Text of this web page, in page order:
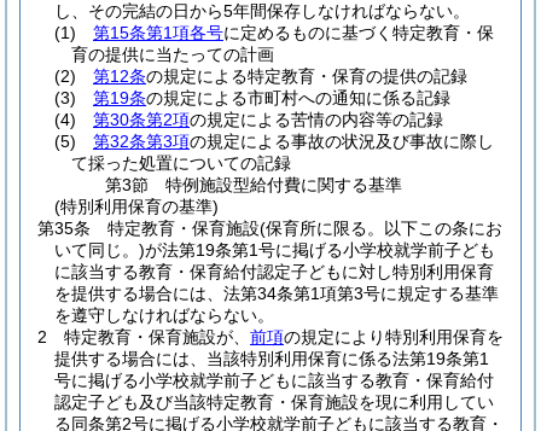
し、その完結の日から5年間保存しなければならない。
(1)
第15条第1項各号に定めるものに基づく特定教育・保
育の提供に当たっての計画
(2)
第12条の規定による特定教育・保育の提供の記録
(3)
第19条の規定による市町村への通知に係る記録
(4)
第30条第2項の規定による苦情の内容等の記録
(5)
第32条第3項の規定による事故の状況及び事故に際し
て採った処置についての記録
第3節
特例施設型給付費に関する基準
(特別利用保育の基準)
第35条
特定教育・保育施設(保育所に限る。以下この条にお
いて同じ。)が法第19条第1号に掲げる小学校就学前子ども
に該当する教育・保育給付認定子どもに対し特別利用保育
を提供する場合には、法第34条第1項第3号に規定する基準
を遵守しなければならない。
2
特定教育・保育施設が、 前項の規定により特別利用保育を
提供する場合には、当該特別利用保育に係る法第19条第1
号に掲げる小学校就学前子どもに該当する教育・保育給付
認定子ども及び当該特定教育・保育施設を現に利用してい
る同条第2号に掲げる小学校就学前子どもに該当する教育・